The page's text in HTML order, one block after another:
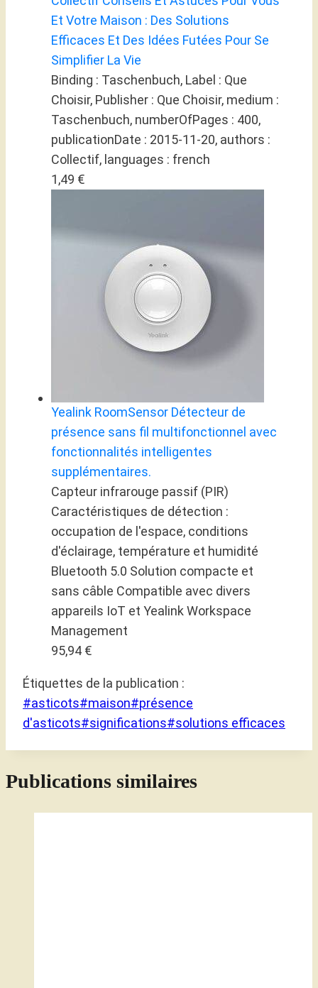
Et Votre Maison : Des Solutions
Efficaces Et Des Idées Futées Pour Se
Simplifier La Vie
Binding : Taschenbuch, Label : Que
Choisir, Publisher : Que Choisir, medium :
Taschenbuch, numberOfPages : 400,
publicationDate : 2015-11-20, authors :
Collectif, languages : french
1,49 €
Yealink RoomSensor Détecteur de
présence sans fil multifonctionnel avec
fonctionnalités intelligentes
supplémentaires.
Capteur infrarouge passif (PIR)
Caractéristiques de détection :
occupation de l'espace, conditions
d'éclairage, température et humidité
Bluetooth 5.0 Solution compacte et
sans câble Compatible avec divers
appareils IoT et Yealink Workspace
Management
95,94 €
Étiquettes de la publication :
#asticots#maison#présence
d'asticots#significations#solutions efficaces
Publications similaires